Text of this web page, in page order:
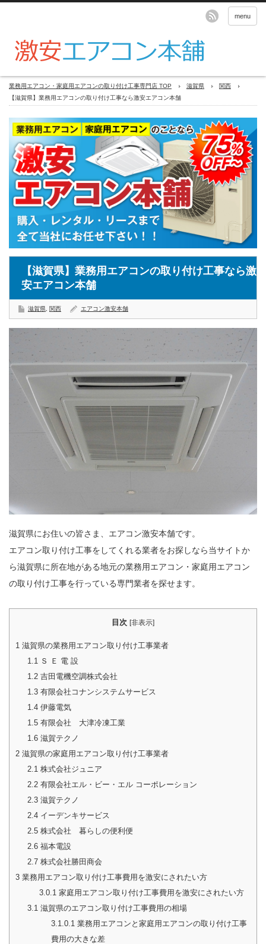
menu
業務用エアコン・家庭用エアコンの取り付け工事専門店 TOP 滋賀県
関西
【滋賀県】業務用エアコンの取り付け工事なら激安エアコン本舗
【滋賀県】業務用エアコンの取り付け工事なら激
安エアコン本舗
滋賀県 関西 エアコン激安本舗
滋賀県にお住いの皆さま、エアコン激安本舗です。
エアコン取り付け工事をしてくれる業者をお探しなら当サイトか
ら滋賀県に所在地がある地元の業務用エアコン・家庭用エアコン
の取り付け工事を行っている専門業者を探せます。
目次 [非表示]
1 滋賀県の業務用エアコン取り付け工事業者
1.1
Ｓ Ｅ 電 設
1.2吉田電機空調株式会社
1.3有限会社コナンシステムサービス
1.4伊藤電気
1.5有限会社 大津冷凍工業
1.6滋賀テクノ
2 滋賀県の家庭用エアコン取り付け工事業者
2.1 株式会社ジュニア
2.2有限会社エル・ビー・エル コーポレーション
2.3滋賀テクノ
2.4イーデンキサービス
2.5株式会社 暮らしの便利便
2.6福本電設
2.7株式会社勝田商会
3 業務用エアコン取り付け工事費用を激安にされたい方
3.0.1 家庭用エアコン取り付け工事費用を激安にされたい方
3.1 滋賀県のエアコン取り付け工事費用の相場
3.1.0.1 業務用エアコンと家庭用エアコンの取り付け工事
費用の大きな差